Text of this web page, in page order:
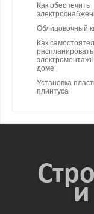
Как обеспечить
Облицовочный
Как
распланировать
доме
Установка
плинтуса